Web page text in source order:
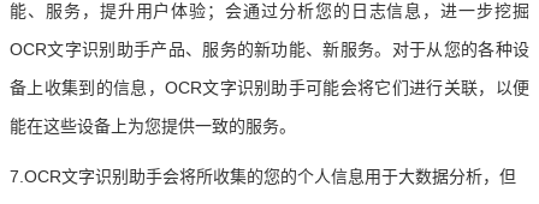
能、服务，提升用户体验；会通过分析您的日志信息，进一步挖掘
OCR文字识别助手产品、服务的新功能、新服务。对于从您的各种设
备上收集到的信息，OCR文字识别助手可能会将它们进行关联，以便
能在这些设备上为您提供一致的服务。
7.OCR文字识别助手会将所收集的您的个人信息用于大数据分析，但